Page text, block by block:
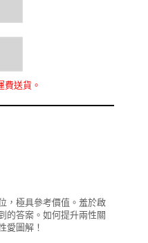
費送貨。
，極具參考價值。羞於啟
的答案。如何提升兩性關
愛圖解！